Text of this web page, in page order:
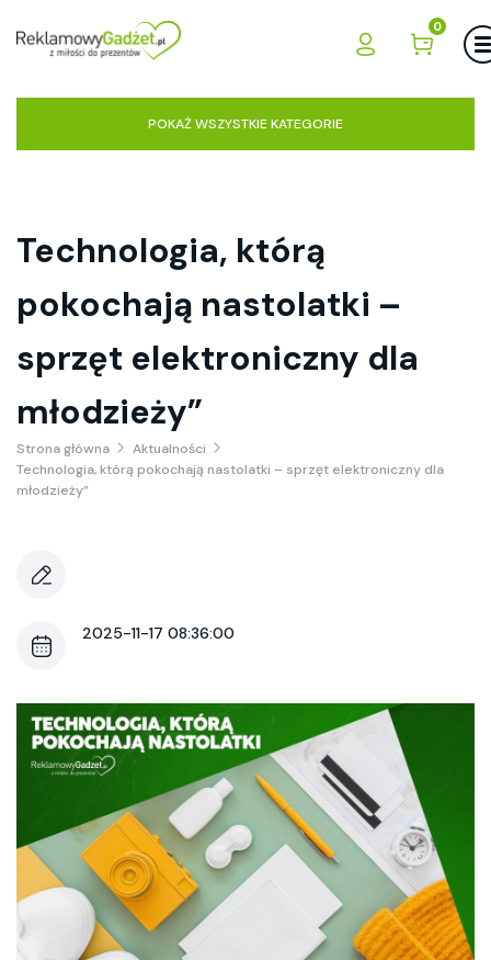
0
POKAŻ WSZYSTKIE KATEGORIE
Technologia, którą
pokochają nastolatki –
sprzęt elektroniczny dla
młodzieży”
Strona główna
Aktualności
Technologia, którą pokochają nastolatki – sprzęt elektroniczny dla
młodzieży”
2025-11-17 08:36:00